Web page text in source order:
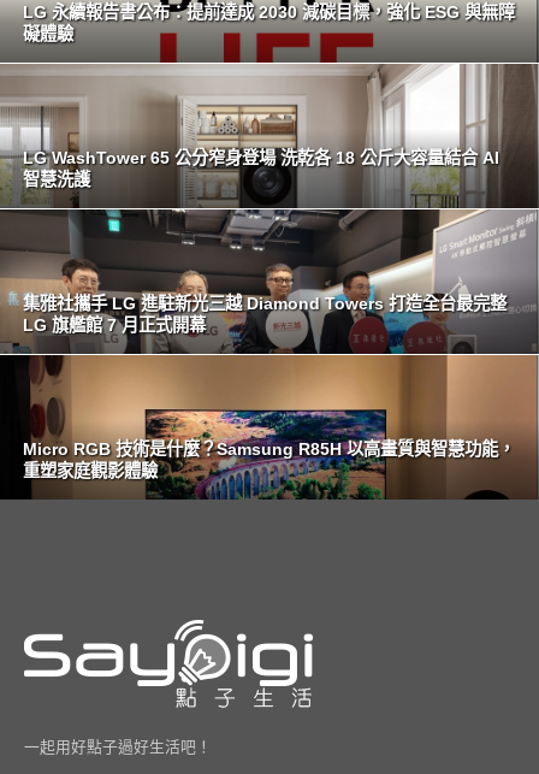
LG 永續報告書公布：提前達成 2030 減碳目標，強化 ESG 與無障
礙體驗
LG WashTower 65 公分窄身登場 洗乾各 18 公斤大容量結合 AI
智慧洗護
集雅社攜手 LG 進駐新光三越 Diamond Towers 打造全台最完整
LG 旗艦館 7 月正式開幕
Micro RGB 技術是什麼？Samsung R85H 以高畫質與智慧功能，
重塑家庭觀影體驗
一起用好點子過好生活吧！